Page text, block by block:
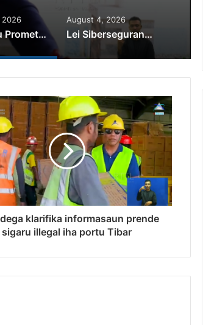
Governu Promete Tau Prioridade ba Setór Minerais no Setór Produtivu
August 4, 2026
Lei Siberseguransa Ajuda Autoridade Polisiál Kaptura Autór Kriminozu ho Paradeiru Iha Estranjeiru
klarifika informasaun prende
sigaru illegal iha portu Tibar